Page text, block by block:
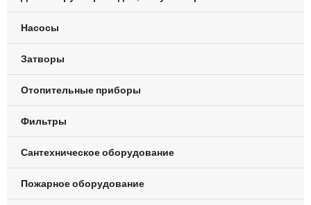
Насосы
Затворы
Отопительные приборы
Фильтры
Сантехническое оборудование
Пожарное оборудование